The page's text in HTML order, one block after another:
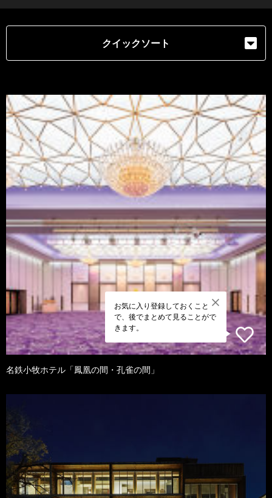
クイックソート
お気に入り登録しておくこと
で、後でまとめて見ることがで
きます。
名鉄小牧ホテル「鳳凰の間・孔雀の間」